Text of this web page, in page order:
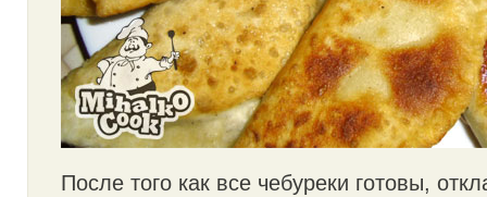
После того как все чебуреки готовы,